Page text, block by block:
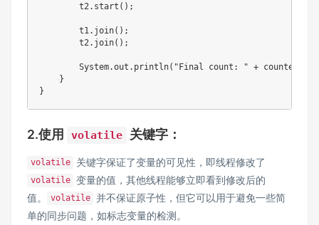
        t2.start();
        t1.join();
        t2.join();
System.out.println("Final count: " +
    }
2.使用 volatile 关键字：
volatile 关键字保证了变量的可见性，即线程修改了
volatile 变量的值，其他线程能够立即看到修改后的
值。
volatile
并不保证原子性，但它可以用于避免一些简
单的同步问题，如标志变量的检测。